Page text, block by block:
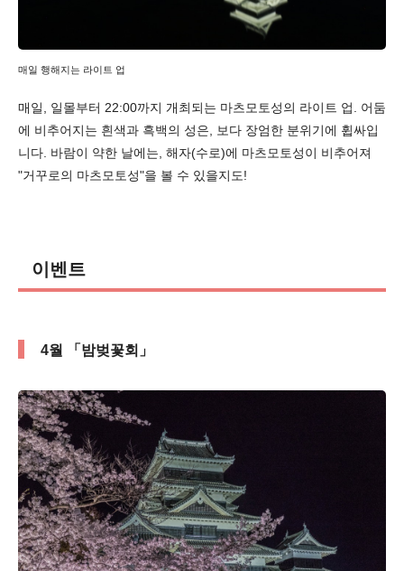
매일 행해지는 라이트 업
매일, 일몰부터 22:00까지 개최되는 마츠모토성의 라이트 업. 어둠
에 비추어지는 흰색과 흑백의 성은, 보다 장엄한 분위기에 휩싸입
니다. 바람이 약한 날에는, 해자(수로)에 마츠모토성이 비추어져
"거꾸로의 마츠모토성"을 볼 수 있을지도!
이벤트
4월 「밤벚꽃회」